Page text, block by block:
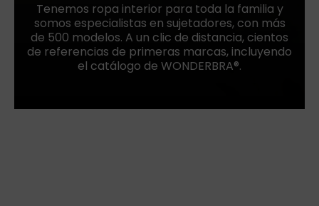
Tenemos ropa interior para toda la familia y
somos especialistas en sujetadores, con más
de 500 modelos. A un clic de distancia, cientos
de referencias de primeras marcas, incluyendo
el catálogo de WONDERBRA®.